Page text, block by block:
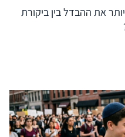
את ההבדל בין ביקורת